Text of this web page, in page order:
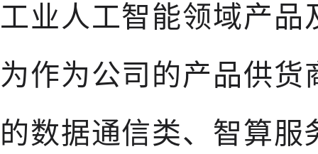
工业人工智能领域产品
为作为公司的产品供
的数据通信类、智算服